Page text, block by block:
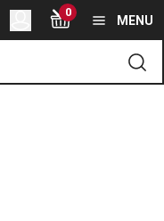
principal
0
MENU